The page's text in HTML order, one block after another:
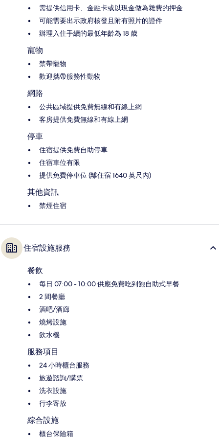
需提供信用卡、金融卡或以現金做為雜費的押金
可能需要出示政府核發且附有照片的證件
辦理入住手續的最低年齡為 18 歲
寵物
禁帶寵物
歡迎攜帶服務性動物
網路
公共區域提供免費無線和有線上網
客房提供免費無線和有線上網
停車
住宿提供免費自助停車
住宿車位有限
提供免費停車位 (離住宿 1640 英尺內)
其他資訊
禁煙住宿
住宿設施服務
餐飲
每日 07:00 - 10:00 供應免費吃到飽自助式早餐
2 間餐廳
酒吧/酒廊
燒烤設施
飲水機
服務項目
24 小時櫃台服務
旅遊諮詢/購票
洗衣設施
行李寄放
綜合設施
櫃台保險箱